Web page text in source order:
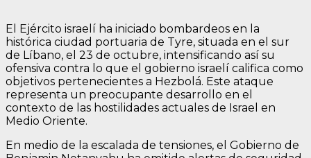
El Ejército israelí ha iniciado bombardeos en la
histórica ciudad portuaria de Tyre, situada en el sur
de Líbano, el 23 de octubre, intensificando así su
ofensiva contra lo que el gobierno israelí califica como
objetivos pertenecientes a Hezbolá. Este ataque
representa un preocupante desarrollo en el
contexto de las hostilidades actuales de Israel en
Medio Oriente.
En medio de la escalada de tensiones, el Gobierno de